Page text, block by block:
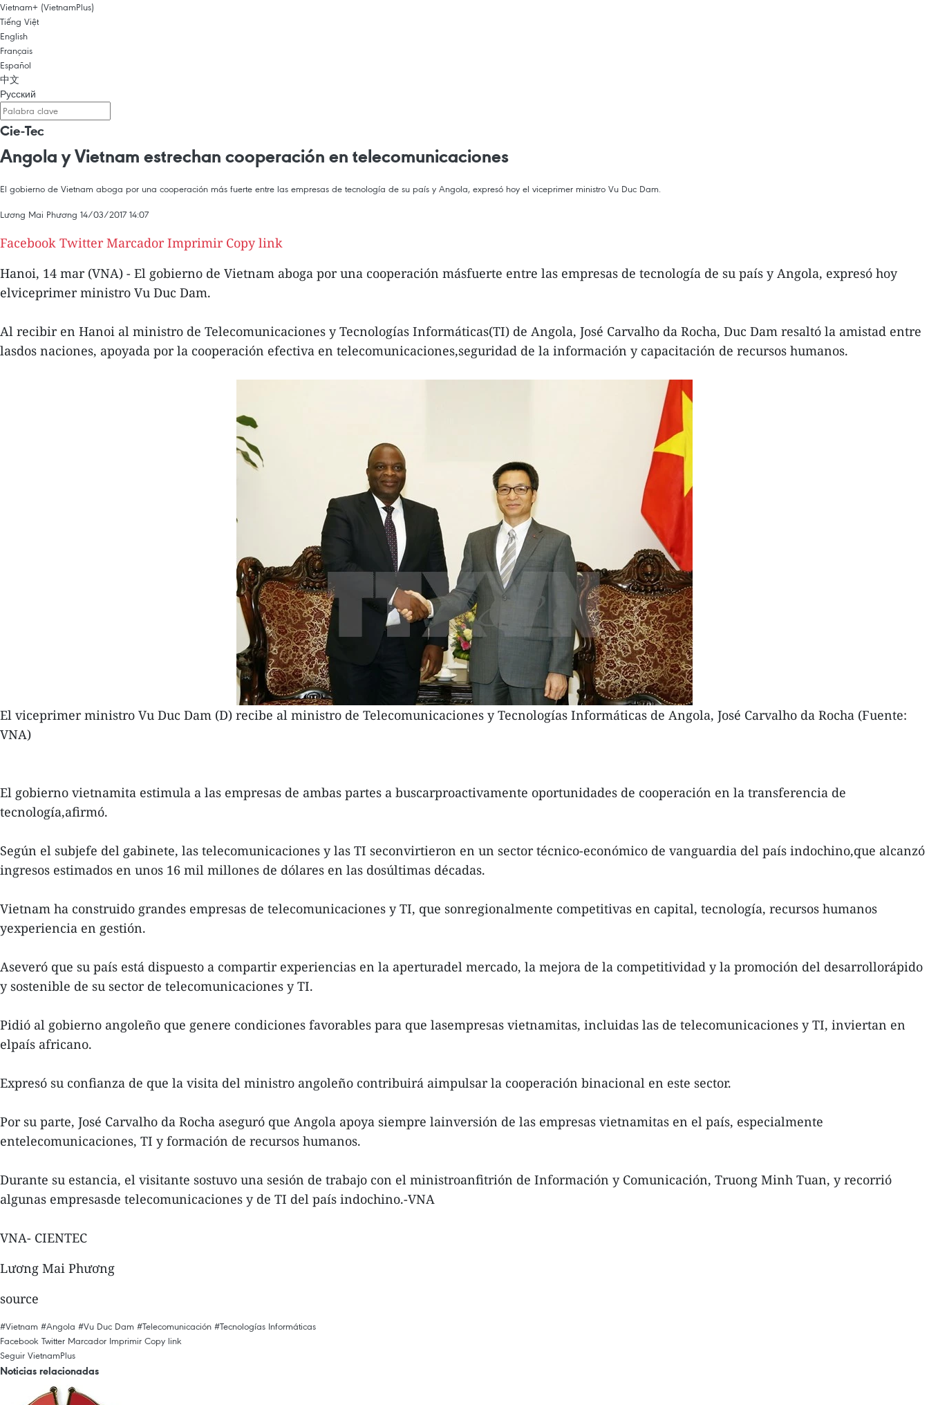
Vietnam+ (VietnamPlus)
Tiếng Việt
English
Français
Español
中文
Русский
Cie-Tec
Angola y Vietnam estrechan cooperación en telecomunicaciones
El gobierno de Vietnam aboga por una cooperación más fuerte entre las empresas de tecnología de su país y Angola, expresó hoy el viceprimer ministro Vu Duc Dam.
Lương Mai Phương 14/03/2017 14:07
Facebook Twitter Marcador Imprimir Copy link
Hanoi, 14 mar (VNA) - El gobierno de Vietnam aboga por una cooperación másfuerte entre las empresas de tecnología de su país y Angola, expresó hoy
elviceprimer ministro Vu Duc Dam.
Al recibir en Hanoi al ministro de Telecomunicaciones y Tecnologías Informáticas(TI) de Angola, José Carvalho da Rocha, Duc Dam resaltó la amistad entre
lasdos naciones, apoyada por la cooperación efectiva en telecomunicaciones,seguridad de la información y capacitación de recursos humanos.
El viceprimer ministro Vu Duc Dam (D) recibe al ministro de Telecomunicaciones y Tecnologías Informáticas de Angola, José Carvalho da Rocha (Fuente:
VNA)
El gobierno vietnamita estimula a las empresas de ambas partes a buscarproactivamente oportunidades de cooperación en la transferencia de
tecnología,afirmó.
Según el subjefe del gabinete, las telecomunicaciones y las TI seconvirtieron en un sector técnico-económico de vanguardia del país indochino,que alcanzó
ingresos estimados en unos 16 mil millones de dólares en las dosúltimas décadas.
Vietnam ha construido grandes empresas de telecomunicaciones y TI, que sonregionalmente competitivas en capital, tecnología, recursos humanos
yexperiencia en gestión.
Aseveró que su país está dispuesto a compartir experiencias en la aperturadel mercado, la mejora de la competitividad y la promoción del desarrollorápido
y sostenible de su sector de telecomunicaciones y TI.
Pidió al gobierno angoleño que genere condiciones favorables para que lasempresas vietnamitas, incluidas las de telecomunicaciones y TI, inviertan en
elpaís africano.
Expresó su confianza de que la visita del ministro angoleño contribuirá aimpulsar la cooperación binacional en este sector.
Por su parte, José Carvalho da Rocha aseguró que Angola apoya siempre lainversión de las empresas vietnamitas en el país, especialmente
entelecomunicaciones, TI y formación de recursos humanos.
Durante su estancia, el visitante sostuvo una sesión de trabajo con el ministroanfitrión de Información y Comunicación, Truong Minh Tuan, y recorrió
algunas empresasde telecomunicaciones y de TI del país indochino.-VNA
VNA- CIENTEC
Lương Mai Phương
source
#Vietnam #Angola #Vu Duc Dam #Telecomunicación #Tecnologías Informáticas
Facebook Twitter Marcador Imprimir Copy link
Seguir VietnamPlus
Noticias relacionadas